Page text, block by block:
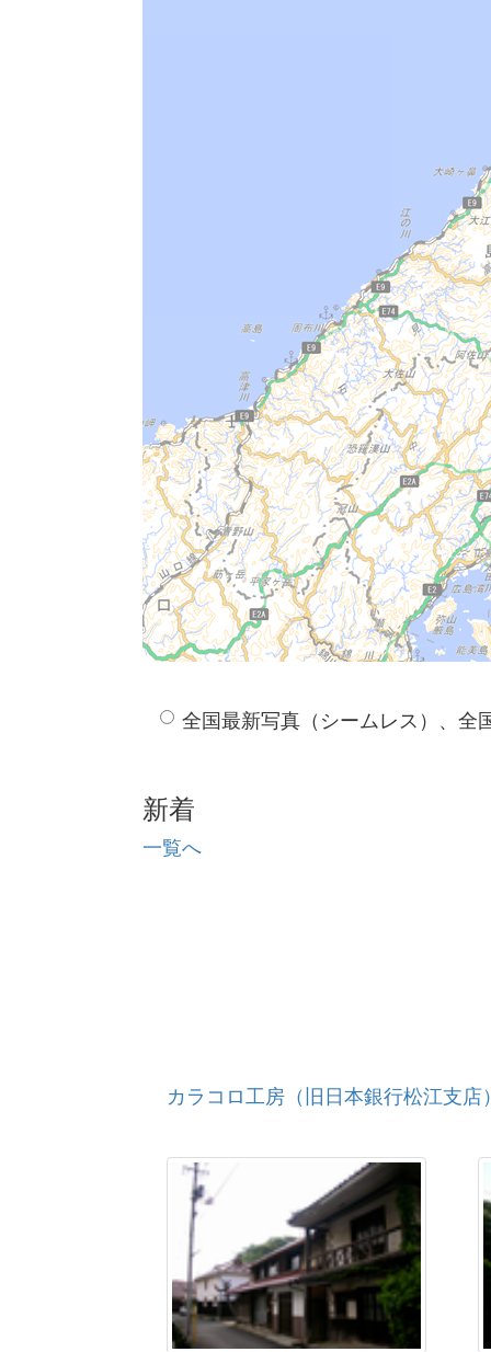
全国最新写真（シームレス）、全
新着
一覧へ
カラコロ工房（旧日本銀行松江支店